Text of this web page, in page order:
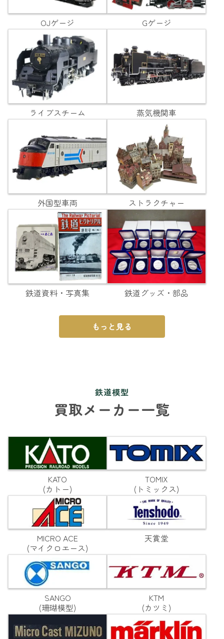
OJゲージ Gゲージ
ライブスチーム 蒸気機関車
外国型車両 ストラクチャー
鉄道資料・写真集 鉄道グッズ・部品
もっと見る
鉄道模型
買取メーカー一覧
KATO
(カトー)
TOMIX
(トミックス)
MICRO ACE
(マイクロエース)
天賞堂
SANGO
(珊瑚模型)
KTM
(カツミ)